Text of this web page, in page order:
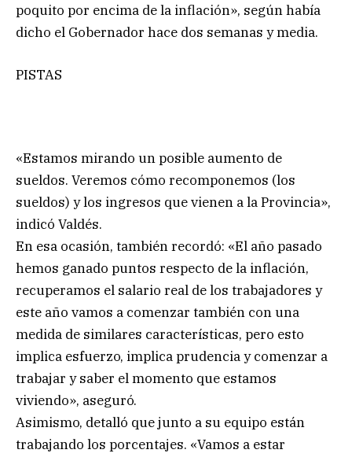
poquito por encima de la inflación», según había
dicho el Gobernador hace dos semanas y media.
PISTAS
«Estamos mirando un posible aumento de
sueldos. Veremos cómo recomponemos (los
sueldos) y los ingresos que vienen a la Provincia»,
indicó Valdés.
En esa ocasión, también recordó: «El año pasado
hemos ganado puntos respecto de la inflación,
recuperamos el salario real de los trabajadores y
este año vamos a comenzar también con una
medida de similares características, pero esto
implica esfuerzo, implica prudencia y comenzar a
trabajar y saber el momento que estamos
viviendo», aseguró.
Asimismo, detalló que junto a su equipo están
trabajando los porcentajes. «Vamos a estar